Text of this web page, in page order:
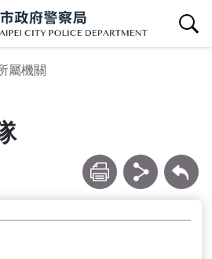
查詢區開關
屬機關
列印 分享 回上一頁